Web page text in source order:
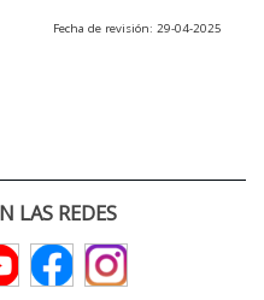
Fecha de revisión: 29-04-2025
LAS REDES